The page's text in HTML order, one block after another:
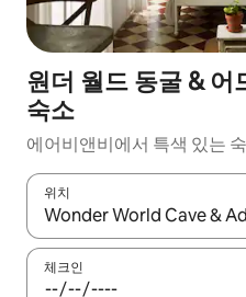
원더 월드 동굴 & 어
숙소
에어비앤비에서 특색 있는
위치
결과가 나오면 위·아래 화살
체크인